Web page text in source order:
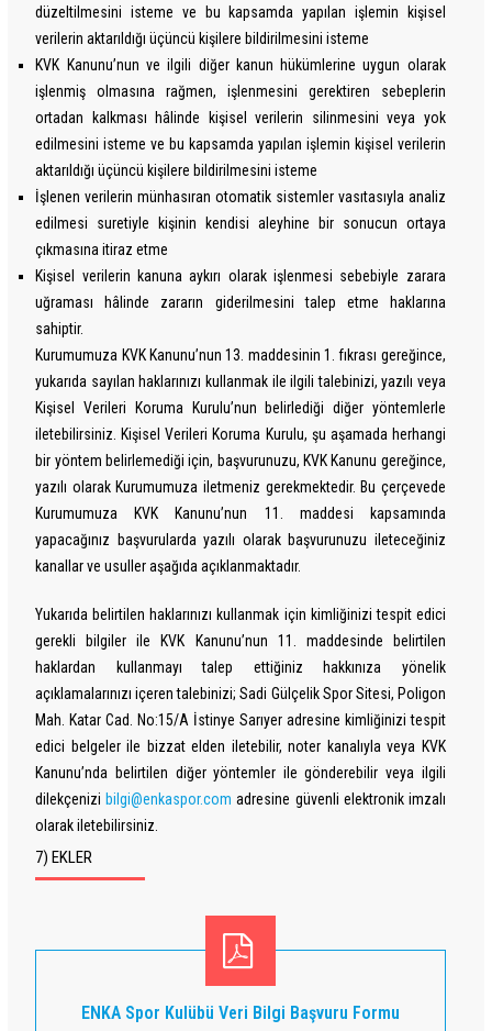
düzeltilmesini isteme ve bu kapsamda yapılan işlemin kişisel
verilerin aktarıldığı üçüncü kişilere bildirilmesini isteme
KVK Kanunu’nun ve ilgili diğer kanun hükümlerine uygun olarak
işlenmiş olmasına rağmen, işlenmesini gerektiren sebeplerin
ortadan kalkması hâlinde kişisel verilerin silinmesini veya yok
edilmesini isteme ve bu kapsamda yapılan işlemin kişisel verilerin
aktarıldığı üçüncü kişilere bildirilmesini isteme
İşlenen verilerin münhasıran otomatik sistemler vasıtasıyla analiz
edilmesi suretiyle kişinin kendisi aleyhine bir sonucun ortaya
çıkmasına itiraz etme
Kişisel verilerin kanuna aykırı olarak işlenmesi sebebiyle zarara
uğraması hâlinde zararın giderilmesini talep etme haklarına
sahiptir.
Kurumumuza KVK Kanunu’nun 13. maddesinin 1. fıkrası gereğince,
yukarıda sayılan haklarınızı kullanmak ile ilgili talebinizi, yazılı veya
Kişisel Verileri Koruma Kurulu’nun belirlediği diğer yöntemlerle
iletebilirsiniz. Kişisel Verileri Koruma Kurulu, şu aşamada herhangi
bir yöntem belirlemediği için, başvurunuzu, KVK Kanunu gereğince,
yazılı olarak Kurumumuza iletmeniz gerekmektedir. Bu çerçevede
Kurumumuza KVK Kanunu’nun 11. maddesi kapsamında
yapacağınız başvurularda yazılı olarak başvurunuzu ileteceğiniz
kanallar ve usuller aşağıda açıklanmaktadır.
Yukarıda belirtilen haklarınızı kullanmak için kimliğinizi tespit edici
gerekli bilgiler ile KVK Kanunu’nun 11. maddesinde belirtilen
haklardan kullanmayı talep ettiğiniz hakkınıza yönelik
açıklamalarınızı içeren talebinizi; Sadi Gülçelik Spor Sitesi, Poligon
Mah. Katar Cad. No:15/A İstinye Sarıyer adresine kimliğinizi tespit
edici belgeler ile bizzat elden iletebilir, noter kanalıyla veya KVK
Kanunu’nda belirtilen diğer yöntemler ile gönderebilir veya ilgili
dilekçenizi bilgi@enkaspor.com adresine güvenli elektronik imzalı
olarak iletebilirsiniz.
7) EKLER
ENKA Spor Kulübü Veri Bilgi Başvuru Formu